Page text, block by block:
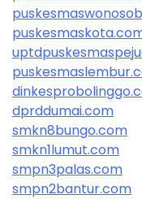
dprddumai.com
smkn8bungo.com
smkn1lumut.com
smpn3palas.com
smpn2bantur.com